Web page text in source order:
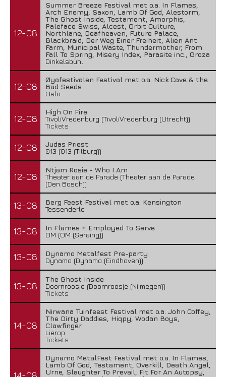
12-08
Summer Breeze Festival met o.a. In Flames,
Arch Enemy, Saxon, Lamb Of God, Alestorm,
The Ghost Inside, Testament, Amorphis,
Paleface Swiss, Alcest, Orbit Culture,
Northlane, Deafheaven, Future Palace,
Blackbraid, Der Weg Einer Freiheit, Alien Ant
Farm, Municipal Waste, Thundermother, From
Fall To Spring, Misery Index, Parasite inc., Groza
Dinkelsbühl
12-08
Øyafestivalen Festival met o.a. Nick Cave & the
Bad Seeds
Oslo
12-08
High On Fire
TivoliVredenburg (TivoliVredenburg (Utrecht))
Tickets
12-08
Judas Priest
013 (013 (Tilburg))
12-08
Ntjam Rosie - Who I Am
Theater aan de Parade (Theater aan de Parade
(Den Bosch))
13-08
Berg Feest Festival met o.a. Kensington
Tessenderlo
13-08
In Flames + Employed To Serve
OM (OM (Seraing))
13-08
Dynamo Metalfest Pre-party
Dynamo (Dynamo (Eindhoven))
13-08
The Ghost Inside
Doornroosje (Doornroosje (Nijmegen))
Tickets
14-08
Nirwana Tuinfeest Festival met o.a. John Coffey,
The Dirty Daddies, Hiqpy, Wodan Boys,
Clawfinger
Lierop
Tickets
Dynamo MetalFest Festival met o.a. In Flames,
Lamb Of God, Testament, Overkill, Death Angel,
Urne, Slaughter To Prevail, Fit For An Autopsy,